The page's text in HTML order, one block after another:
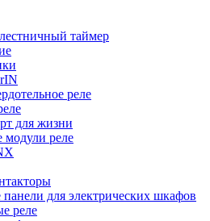
таймер
реле
для жизни
реле
для электрических шкафов
реле